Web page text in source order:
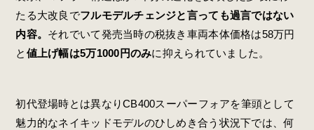
たる大改良でフルモデルチェンジと言っても過言ではない
内容。 それでいて発売当時の税抜き車両本体価格は58万円
と 値上げ幅は5万1000円のみに抑えられていました。
初代登場時とは異なりCB400スーパーフォアを筆頭として
魅力的なネイキッドモデルのひしめき合う状況下では、何